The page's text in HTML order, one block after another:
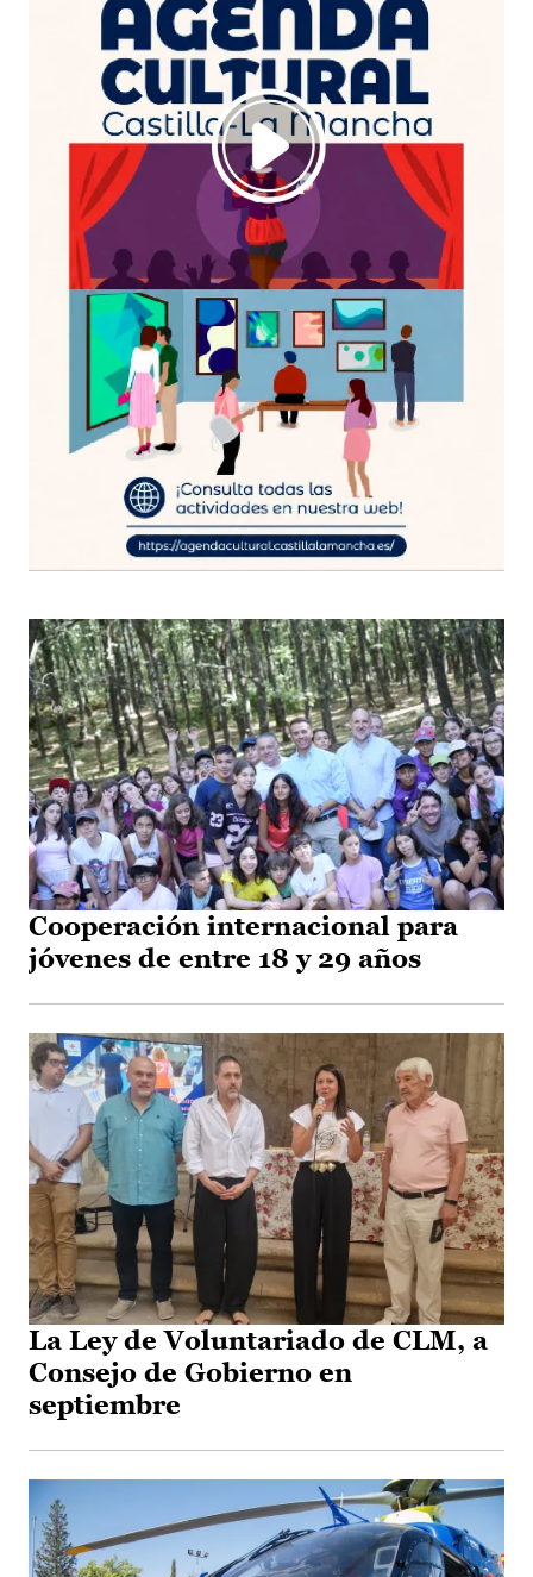
Cooperación internacional para
jóvenes de entre 18 y 29 años
La Ley de Voluntariado de CLM, a
Consejo de Gobierno en
septiembre